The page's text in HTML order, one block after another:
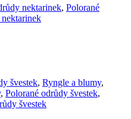
nektarinek, Polorané
švestek, Ryngle a blumy,
, Polorané odrůdy švestek,
švestek